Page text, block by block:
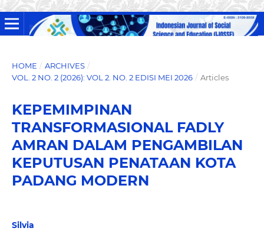
HOME / ARCHIVES /
VOL. 2 NO. 2 (2026): VOL 2. NO. 2 EDISI MEI 2026 / Articles
KEPEMIMPINAN
TRANSFORMASIONAL FADLY
AMRAN DALAM PENGAMBILAN
KEPUTUSAN PENATAAN KOTA
PADANG MODERN
Silvia